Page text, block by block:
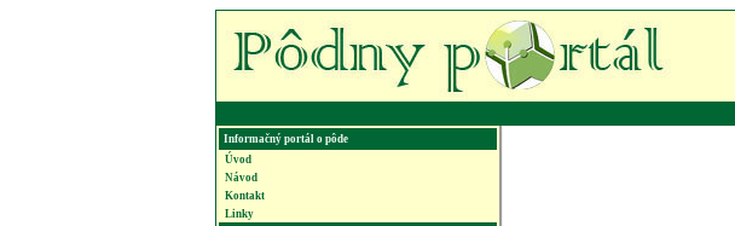
Informačný portál o pôde
Úvod
Návod
Kontakt
Linky